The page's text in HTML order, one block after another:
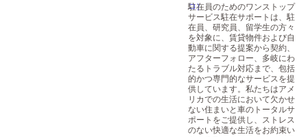
駐在員のためのワンストップ
サービス駐在サポートは、駐
在員、研究員、留学生の方々
を対象に、賃貸物件および自
動車に関する提案から契約、
アフターフォロー、多岐にわ
たるトラブル対応まで、包括
的かつ専門的なサービスを提
供しています。私たちはアメ
リカでの生活において欠かせ
ない住まいと車のトータルサ
ポートをご提供し、ストレス
のない快適な生活をお約束い